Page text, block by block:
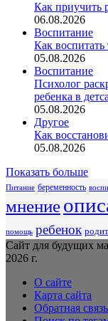
Как приучить
06.08.2026
Воспитание
Как воспитать
05.08.2026
Воспитание
Психолог
ребенка в
05.08.2026
Другое
Как
05.08.2026
Показать больше
Питание беременность
мнение
помощь ребенок
Сайт для будущих
2026 г.
О сайте
Карта сайта
Обратная связь